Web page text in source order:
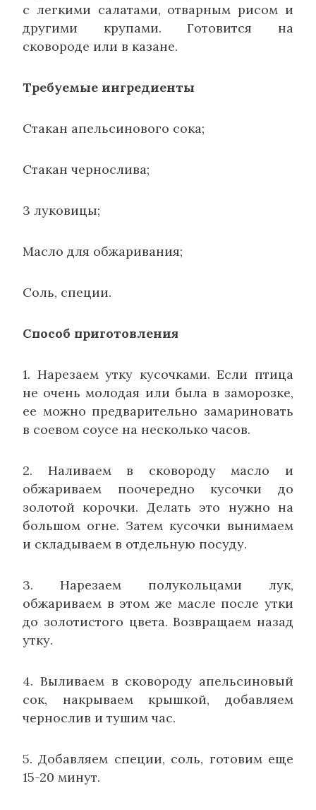
с легкими салатами, отварным рисом и
другими крупами. Готовится на
сковороде или в казане.
Требуемые ингредиенты
Стакан апельсинового сока;
Стакан чернослива;
3 луковицы;
Масло для обжаривания;
Соль, специи.
Способ приготовления
1. Нарезаем утку кусочками. Если птица
не очень молодая или была в заморозке,
ее можно предварительно замариновать
в соевом соусе на несколько часов.
2. Наливаем в сковороду масло и
обжариваем поочередно кусочки до
золотой корочки. Делать это нужно на
большом огне. Затем кусочки вынимаем
и складываем в отдельную посуду.
3. Нарезаем полукольцами лук,
обжариваем в этом же масле после утки
до золотистого цвета. Возвращаем назад
утку.
4. Выливаем в сковороду апельсиновый
сок, накрываем крышкой, добавляем
чернослив и тушим час.
5. Добавляем специи, соль, готовим еще
15-20 минут.